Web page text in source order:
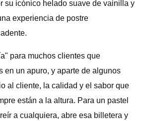
su icónico helado suave de vainilla y
experiencia de postre
para muchos clientes que
en un apuro, y aparte de algunos
al cliente, la calidad y el sabor que
están a la altura. Para un pastel
a cualquiera, abre esa billetera y